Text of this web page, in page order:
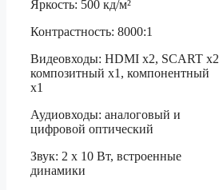
Яркость: 500 кд/м²
Контрастность: 8000:1
Видеовходы: HDMI x2, SCART
композитный x1, компонентный
x1
Аудиовходы: аналоговый и
цифровой оптический
Звук: 2 x 10 Вт, встроенные
динамики